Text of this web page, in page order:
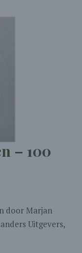
– 100
door Marjan
Uitgevers,